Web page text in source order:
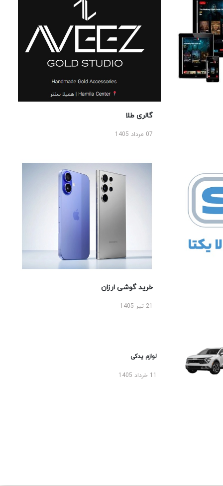
گالری طلا
07 مرداد 1405
خرید گوشی ارزان
لوازم یدکی